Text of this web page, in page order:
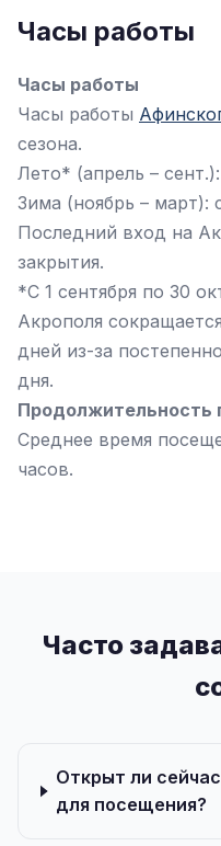
Часы работы
Часы работы
Часы работы
сезона.
Лето* (апрель –
Зима (ноябрь – март):
Последний вход на
закрытия.
*С 1 сентября по 30
Акрополя
дней из-за
дня.
Продолжительность
Среднее время
часов.
Часто
Открыт ли
для посещения?